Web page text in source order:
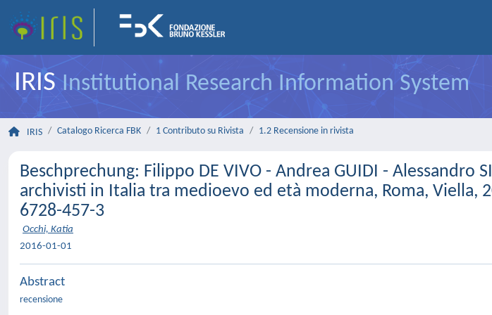
IRISInstitutional Research Information System
IRIS Catalogo Ricerca FBK 1 Contributo su Rivista 1.2 Recensione in rivista
Beschprechung: Filippo DE VIVO - Andrea GUIDI - Alessandro
archivisti in Italia tra medioevo ed età moderna, Roma, Viella,
6728-457-3
Occhi, Katia
2016-01-01
Abstract
recensione